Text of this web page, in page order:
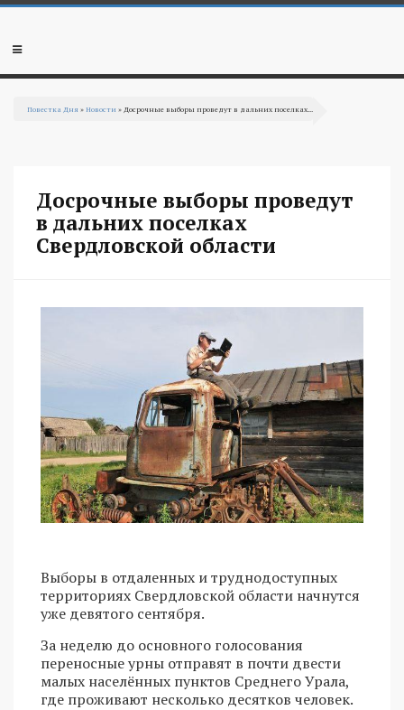
Перейти к основному содержанию
Мобильное
Повестка Дня »Новости » Досрочные выборы проведут в дальних поселках...
Досрочные выборы проведут
в дальних поселках
Свердловской области
Выборы в отдаленных и труднодоступных
территориях Свердловской области начнутся
уже девятого сентября.
За неделю до основного голосования
переносные урны отправят в почти двести
малых населённых пунктов Среднего Урала,
где проживают несколько десятков человек.